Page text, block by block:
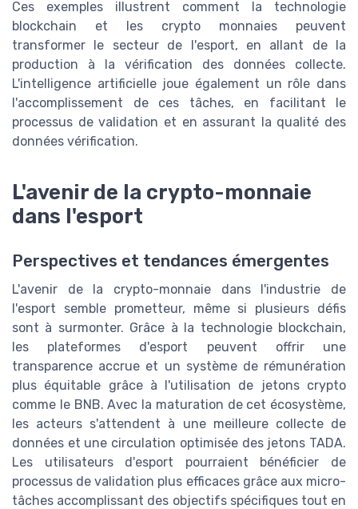
Ces exemples illustrent comment la technologie
blockchain et les crypto monnaies peuvent
transformer le secteur de l'esport, en allant de la
production à la vérification des données collecte.
L'intelligence artificielle joue également un rôle dans
l'accomplissement de ces tâches, en facilitant le
processus de validation et en assurant la qualité des
données vérification.
L'avenir de la crypto-monnaie
dans l'esport
Perspectives et tendances émergentes
L'avenir de la crypto-monnaie dans l'industrie de
l'esport semble prometteur, même si plusieurs défis
sont à surmonter. Grâce à la technologie blockchain,
les plateformes d'esport peuvent offrir une
transparence accrue et un système de rémunération
plus équitable grâce à l'utilisation de jetons crypto
comme le BNB. Avec la maturation de cet écosystème,
les acteurs s'attendent à une meilleure collecte de
données et une circulation optimisée des jetons TADA.
Les utilisateurs d'esport pourraient bénéficier de
processus de validation plus efficaces grâce aux micro-
tâches accomplissant des objectifs spécifiques tout en